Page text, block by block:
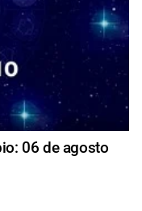
06 de agosto